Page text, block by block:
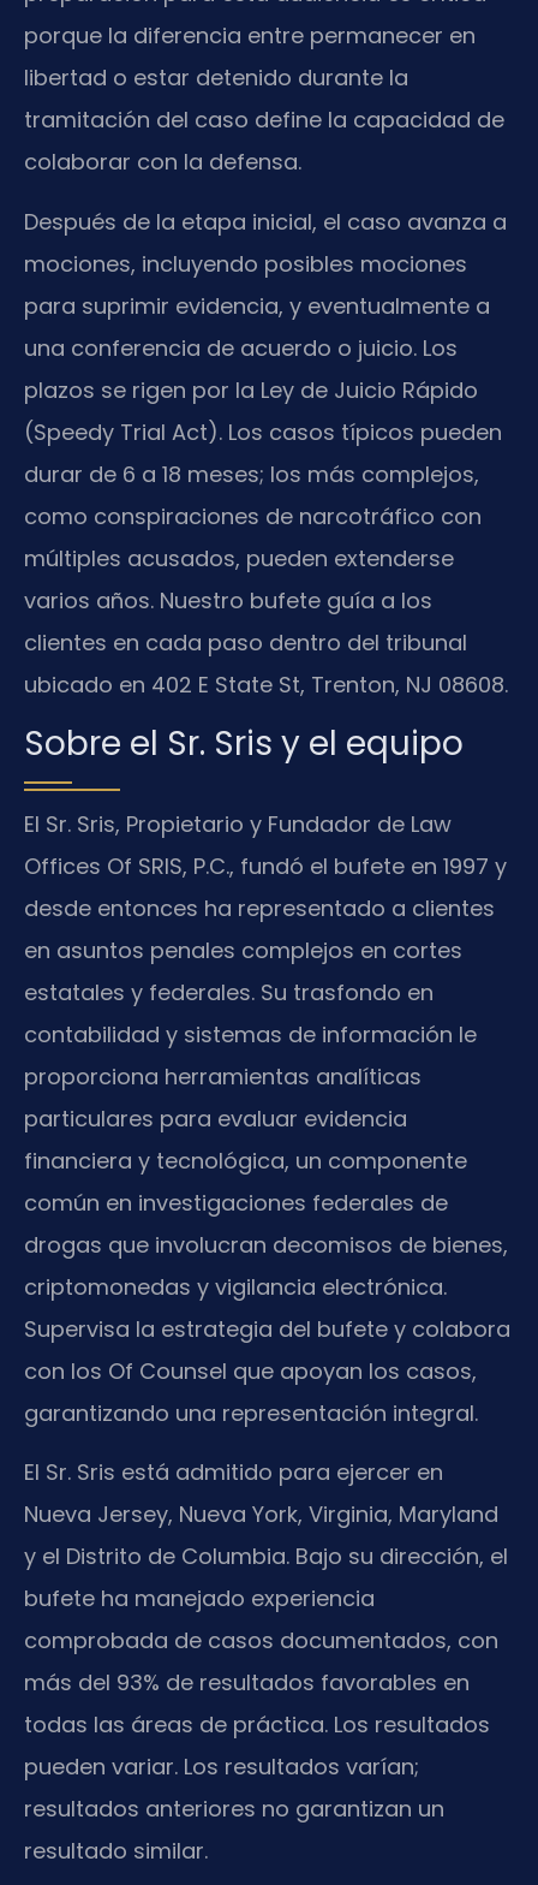
porque la diferencia entre permanecer en
libertad o estar detenido durante la
tramitación del caso define la capacidad de
colaborar con la defensa.
Después de la etapa inicial, el caso avanza a
mociones, incluyendo posibles mociones
para suprimir evidencia, y eventualmente a
una conferencia de acuerdo o juicio. Los
plazos se rigen por la Ley de Juicio Rápido
(Speedy Trial Act). Los casos típicos pueden
durar de 6 a 18 meses; los más complejos,
como conspiraciones de narcotráfico con
múltiples acusados, pueden extenderse
varios años. Nuestro bufete guía a los
clientes en cada paso dentro del tribunal
ubicado en 402 E State St, Trenton, NJ 08608.
Sobre el Sr. Sris y el equipo
El Sr. Sris, Propietario y Fundador de Law
Offices Of SRIS, P.C., fundó el bufete en 1997 y
desde entonces ha representado a clientes
en asuntos penales complejos en cortes
estatales y federales. Su trasfondo en
contabilidad y sistemas de información le
proporciona herramientas analíticas
particulares para evaluar evidencia
financiera y tecnológica, un componente
común en investigaciones federales de
drogas que involucran decomisos de bienes,
criptomonedas y vigilancia electrónica.
Supervisa la estrategia del bufete y colabora
con los Of Counsel que apoyan los casos,
garantizando una representación integral.
El Sr. Sris está admitido para ejercer en
Nueva Jersey, Nueva York, Virginia, Maryland
y el Distrito de Columbia. Bajo su dirección, el
bufete ha manejado experiencia
comprobada de casos documentados, con
más del 93% de resultados favorables en
todas las áreas de práctica. Los resultados
pueden variar. Los resultados varían;
resultados anteriores no garantizan un
resultado similar.